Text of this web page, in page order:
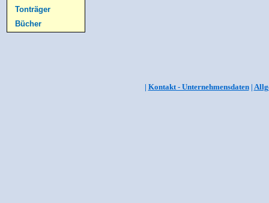
Tonträger
Bücher
| Kontakt - Unternehmensdaten|